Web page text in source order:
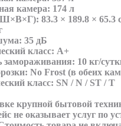
камера: 174 л
83.3 × 189.8 × 65.3
35 дБ
класс: A+
10 кг/
No Frost (в обеих
класс: SN / N / ST / T
крупной бытовой
не оказывает услуг по